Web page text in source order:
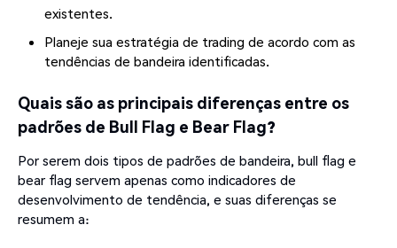
existentes.
Planeje sua estratégia de trading de acordo com as
tendências de bandeira identificadas.
Quais são as principais diferenças entre os
padrões de Bull Flag e Bear Flag?
Por serem dois tipos de padrões de bandeira, bull flag e
bear flag servem apenas como indicadores de
desenvolvimento de tendência, e suas diferenças se
resumem a: